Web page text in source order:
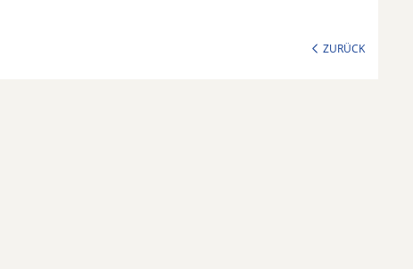
ZURÜCK